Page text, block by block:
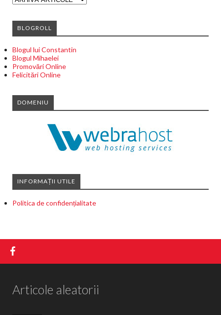
BLOGROLL
Blogul lui Constantin
Blogul Mihaelei
Promovări Online
Felicitări Online
DOMENIU
INFORMAȚII UTILE
Politica de confidențialitate
Articole aleatorii